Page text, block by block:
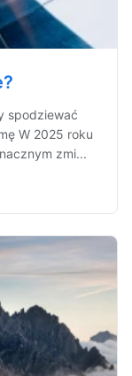
spodziewać
W 2025 roku
zmi...